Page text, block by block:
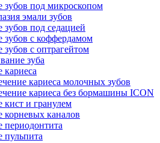
зубов под микроскопом
эмали зубов
зубов под седацией
зубов с коффердамом
зубов с оптрагейтом
зуба
кариеса
кариеса молочных зубов
кариеса без бормашины ICON
кист и гранулем
корневых каналов
периодонтита
пульпита